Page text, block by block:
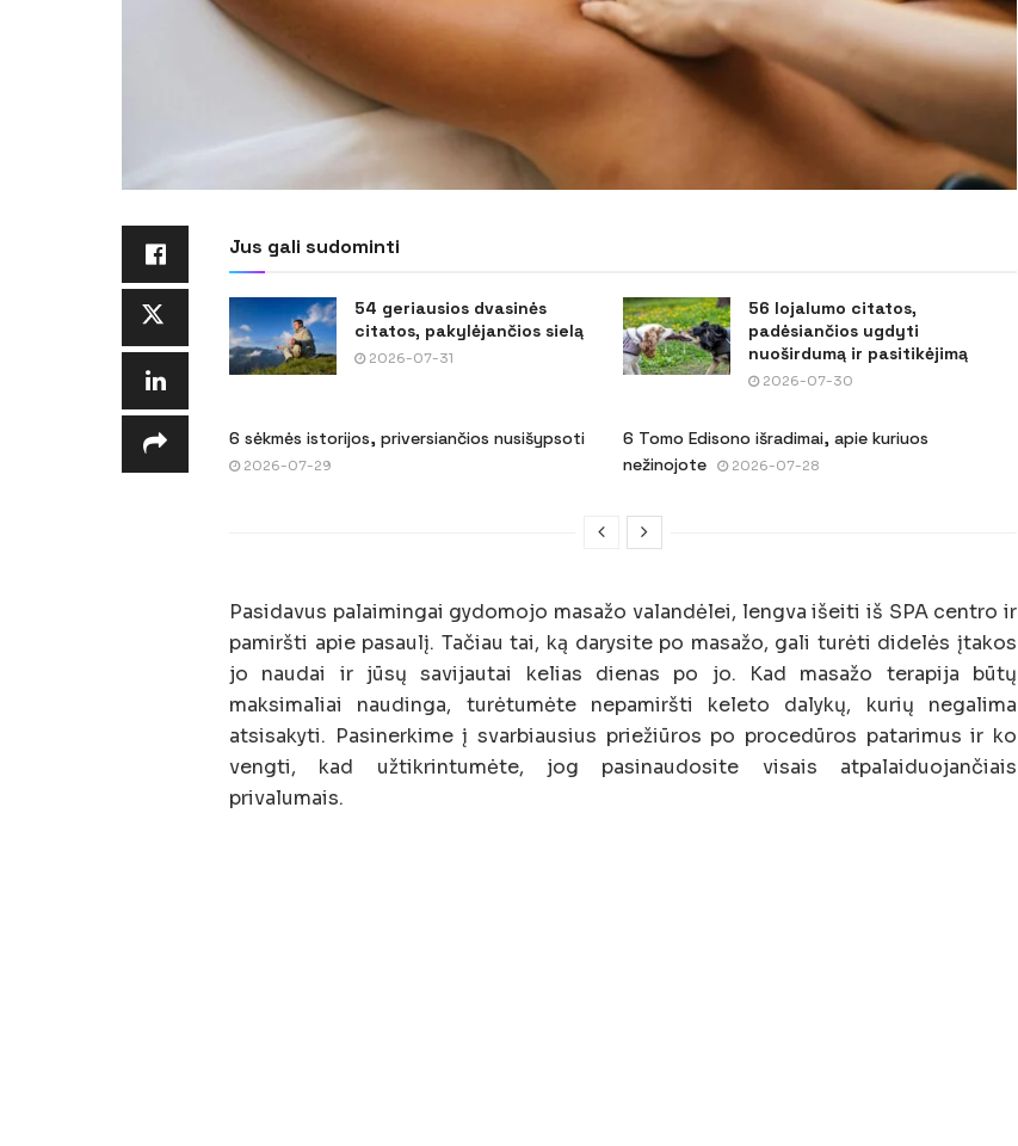
Jus gali sudominti
54 geriausios dvasinės
citatos, pakylėjančios sielą
2026-07-31
56 lojalumo citatos,
padėsiančios ugdyti
nuoširdumą ir pasitikėjimą
2026-07-30
6 sėkmės istorijos, priversiančios nusišypsoti
2026-07-29
6 Tomo Edisono išradimai, apie kuriuos
nežinojote
2026-07-28
Pasidavus palaimingai gydomojo masažo valandėlei, lengva išeiti iš SPA centro ir
pamiršti apie pasaulį. Tačiau tai, ką darysite po masažo, gali turėti didelės įtakos
jo naudai ir jūsų savijautai kelias dienas po jo. Kad masažo terapija būtų
maksimaliai naudinga, turėtumėte nepamiršti keleto dalykų, kurių negalima
atsisakyti. Pasinerkime į svarbiausius priežiūros po procedūros patarimus ir ko
vengti, kad užtikrintumėte, jog pasinaudosite visais atpalaiduojančiais
privalumais.